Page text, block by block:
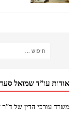
אודות עו”ד שמואל
משרד עורכי הדין של